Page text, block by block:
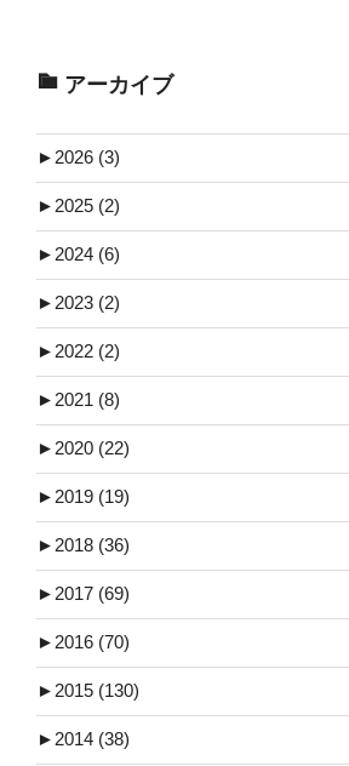
アーカイブ
► 2026 (3)
► 2025 (2)
► 2024 (6)
► 2023 (2)
► 2022 (2)
► 2021 (8)
► 2020 (22)
► 2019 (19)
► 2018 (36)
► 2017 (69)
► 2016 (70)
► 2015 (130)
► 2014 (38)